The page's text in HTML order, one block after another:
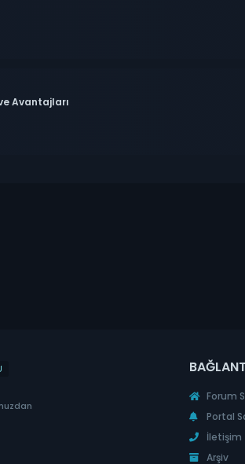
Avantajları
Forum
Portal
İletişim
Arşiv